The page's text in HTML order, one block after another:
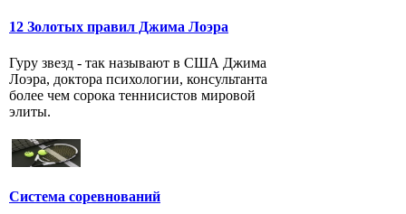
12 Золотых правил Джима Лоэра
Гуру звезд - так называют в США Джима
Лоэра, доктора психологии, консультанта
более чем сорока теннисистов мировой
элиты.
Система соревнований